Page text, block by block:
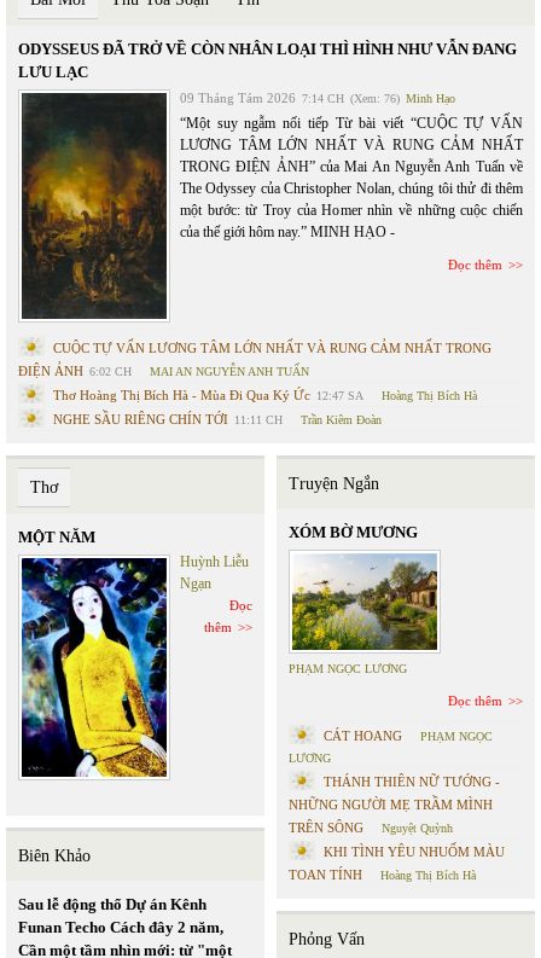
ODYSSEUS ĐÃ TRỞ VỀ CÒN NHÂN LOẠI THÌ HÌNH NHƯ VẪN ĐANG
LƯU LẠC
09 Tháng Tám 2026 7:14 CH (Xem: 76) Minh Hạo
“Một suy ngẫm nối tiếp Từ bài viết “CUỘC TỰ VẤN
LƯƠNG TÂM LỚN NHẤT VÀ RUNG CẢM NHẤT
TRONG ĐIỆN ẢNH” của Mai An Nguyễn Anh Tuấn về
The Odyssey của Christopher Nolan, chúng tôi thử đi thêm
một bước: từ Troy của Homer nhìn về những cuộc chiến
của thế giới hôm nay.” MINH HẠO -
Đọc thêm
CUỘC TỰ VẤN LƯƠNG TÂM LỚN NHẤT VÀ RUNG CẢM NHẤT TRONG
ĐIỆN ẢNH 6:02 CH MAI AN NGUYỄN ANH TUẤN
Thơ Hoàng Thị Bích Hà - Mùa Đi Qua Ký Ức 12:47 SA Hoàng Thị Bích Hà
NGHE SẦU RIÊNG CHÍN TỚI 11:11 CH Trần Kiêm Đoàn
Thơ
MỘT NĂM
Huỳnh Liễu
Ngạn
Đọc
thêm
Biên Khảo
Sau lễ động thổ Dự án Kênh
Funan Techo Cách đây 2 năm,
Cần một tầm nhìn mới: từ "một
Truyện Ngắn
XÓM BỜ MƯƠNG
PHẠM NGỌC LƯƠNG
Đọc thêm
CÁT HOANG
PHẠM NGỌC
LƯƠNG
THÁNH THIÊN NỮ TƯỚNG -
NHỮNG NGƯỜI MẸ TRẦM MÌNH
TRÊN SÔNG
Nguyệt Quỳnh
KHI TÌNH YÊU NHUỐM MÀU
TOAN TÍNH
Hoàng Thị Bích Hà
Phỏng Vấn